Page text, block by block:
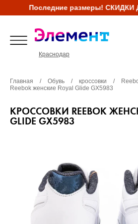
Последние размеры! СКИДКИ
Краснодар
Главная / Обувь / кроссовки /
Reebok женские Royal Glide GX5983
КРОССОВКИ REEBOK
GLIDE GX5983